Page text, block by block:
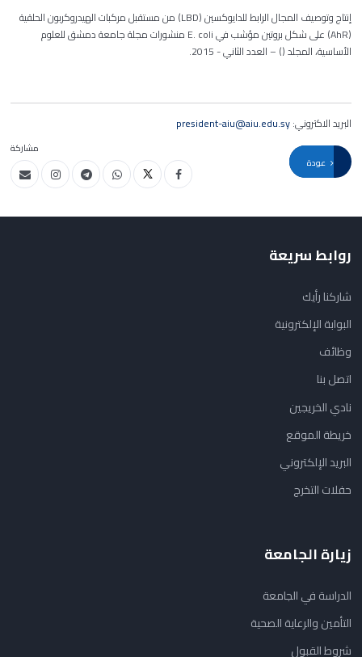
إنتاج وتوصيف المجال الرابط للدايوكسين (LBD) من مستقبل مركبات الهيدروكربون الحلقية
(AhR) على شكل بروتين مؤشب في
E. coli منشورات مجلة جامعة دمشق للعلوم
الأساسية، المجلد () – العدد الثاني - 2015.
البريد الاكتروني:president-aiu@aiu.edu.sy
مشاركة
روابط سريعة
شاركنا رأيك
البوابة الإلكترونية
وظائف
اتصل بنا
نادي الخريجين
خريطة الموقع
البريد الإلكتروني
حفلات التخرج
زيارة الجامعة
الدراسة في الجامعة
التأمين والرعاية الصحية
شروط القبول